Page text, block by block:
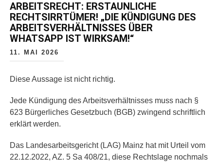
ARBEITSRECHT: ERSTAUNLICHE
RECHTSIRRTÜMER! „DIE KÜNDIGUNG DES
ARBEITSVERHÄLTNISSES ÜBER
WHATSAPP IST WIRKSAM!“
11. MAI 2026
Diese Aussage ist nicht richtig.
Jede Kündigung des Arbeitsverhältnisses muss nach §
623 Bürgerliches Gesetzbuch (BGB) zwingend schriftlich
erklärt werden.
Das Landesarbeitsgericht (LAG) Mainz hat mit Urteil vom
22.12.2022, AZ. 5 Sa 408/21, diese Rechtslage nochmals